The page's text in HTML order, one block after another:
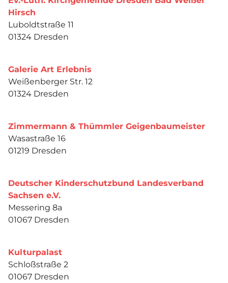
Hirsch
Luboldtstraße 11
01324 Dresden
Galerie Art Erlebnis
Weißenberger Str. 12
01324 Dresden
Zimmermann & Thümmler Geigenbaumeister
Wasastraße 16
01219 Dresden
Deutscher Kinderschutzbund Landesverband
Sachsen e.V.
Messering 8a
01067 Dresden
Kulturpalast
Schloßstraße 2
01067 Dresden